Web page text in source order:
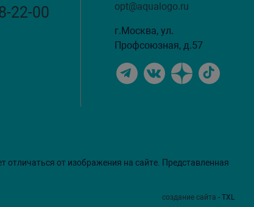
22-00 opt@aqualogo.ru
г.Москва, ул.
Профсоюзная, д.57
от изображения на сайте. Представленная
создание сайта - TXL